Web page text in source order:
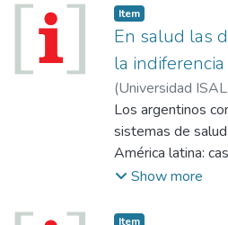
población que
prestadores, los
productores de
corporaciones
estado y la
el telón de fondo
consumo cuyo
sufrimiento y
salud, o la
Item
En salud las
la
(Universidad
Rubén
Los argentinos
sistemas de
América latina:
un habitante
100 pesos al
Show more
Item